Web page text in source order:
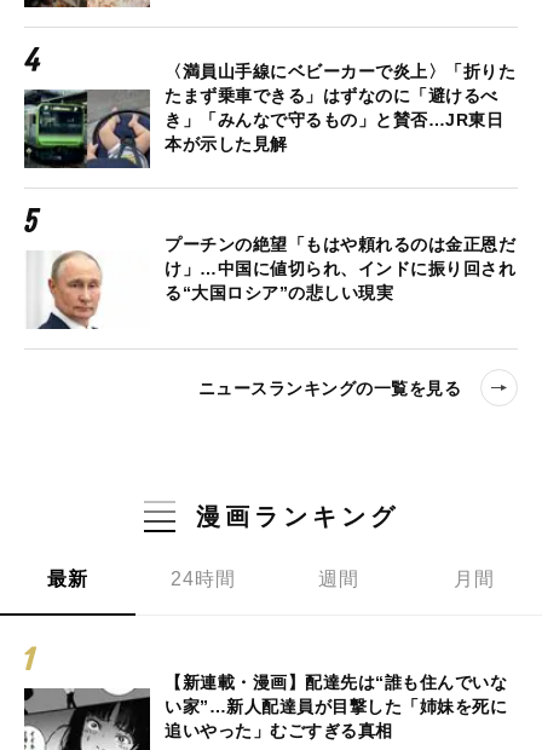
〈満員山手線にベビーカーで炎上〉「折りた
たまず乗車できる」はずなのに「避けるべ
き」「みんなで守るもの」と賛否…JR東日
本が示した見解
プーチンの絶望「もはや頼れるのは金正恩だ
け」…中国に値切られ、インドに振り回され
る“大国ロシア”の悲しい現実
ニュースランキングの一覧を見る
漫画ランキング
最新 24時間 週間 月間
【新連載・漫画】配達先は“誰も住んでいな
い家”…新人配達員が目撃した「姉妹を死に
追いやった」むごすぎる真相